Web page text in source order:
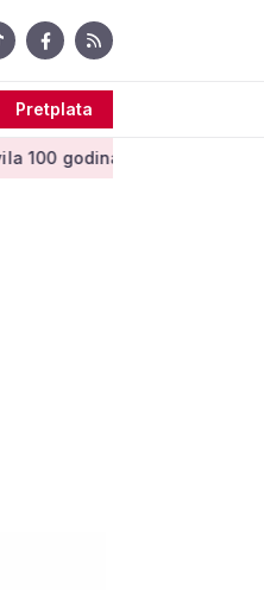
Pretplata
'Stoljeće uspomena,